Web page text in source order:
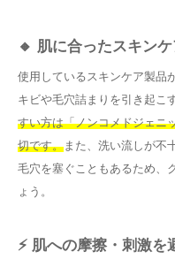
🔸 肌に合ったスキン
使用しているスキンケア製品
キビや毛穴詰まりを引き起こ
すい方は「ノンコメドジェニ
切です。 また、洗い流しが不
毛穴を塞ぐこともあるため、
ょう。
⚡ 肌への摩擦・刺激を